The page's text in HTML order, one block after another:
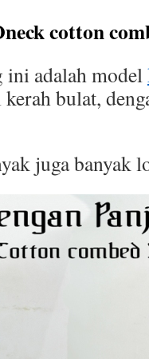
cotton
ini adalah model
bulat,
juga banyak